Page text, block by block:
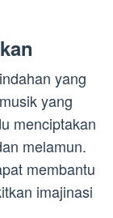
yang
yang
menciptakan
melamun.
membantu
imajinasi